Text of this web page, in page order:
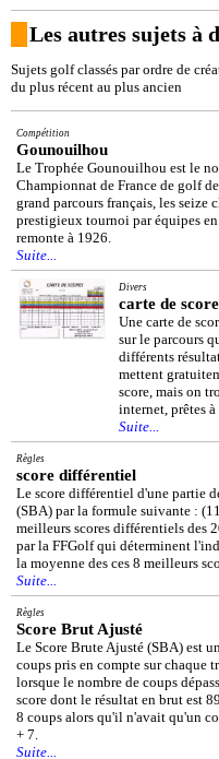
Les autres sujets à
Sujets golf classés par ordre de
du plus récent au plus ancien
Compétition
Gounouilhou
Le Trophée Gounouilhou est le
Championnat de France de golf
grand parcours français, les seize
prestigieux tournoi par équipes
remonte à 1926.
Suite...
Divers
carte de score
Une carte de
sur le parcours
différents
mettent
score, mais on
internet, prêtes
Suite...
Règles
score différentiel
Le score différentiel d'une partie
(SBA) par la formule suivante :
meilleurs scores différentiels des
par la FFGolf qui déterminent
la moyenne des ces 8 meilleurs
Suite...
Règles
Score Brut Ajusté
Le Score Brute Ajusté (SBA) est
coups pris en compte sur chaque
lorsque le nombre de coups
score dont le résultat en brut est
8 coups alors qu'il n'avait qu'un
+ 7.
Suite...